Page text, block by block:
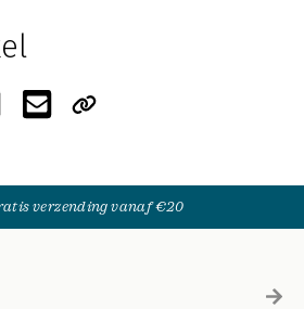
verzending vanaf €20